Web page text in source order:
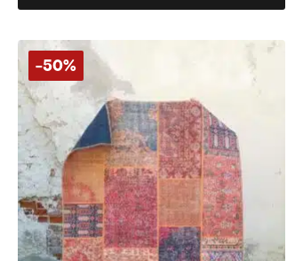
useampi
muunnelma.
Voit
tehdä
valinnat
tuotteen
sivulla.
-50%